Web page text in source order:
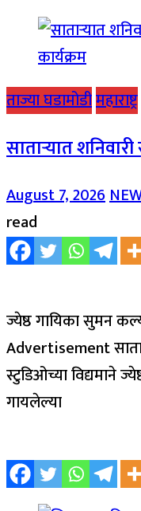
ताज्या घडामोडीमहाराष्ट्र
साताऱ्यात
August 7, 2026
read
ज्येष्ठ गायिका सुमन
Advertisement
स्टुडिओच्या विद्यमाने
गायलेल्या